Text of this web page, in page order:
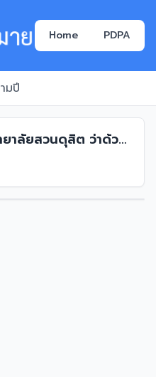
Home PDPA
มปี
าลัยสวนดุสิต ว่าด้วย
วิทยาลัยจากพนักงาน
สนับสนุน พ.ศ. 2563